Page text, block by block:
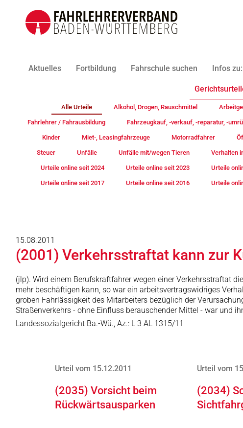
Aktuelles Fortbildung Fahrschule suchen Infos
Alle Urteile Alkohol, Drogen, Rauschmittel
Fahrlehrer / Fahrausbildung Fahrzeugkauf, -verkauf, -reparatur, -
Kinder Miet-, Leasingfahrzeuge Motorradfahrer
Steuer Unfälle Unfälle mit/wegen Tieren Verhalten
Urteile online seit 2024 Urteile online seit 2023 Urteile
Urteile online seit 2017 Urteile online seit 2016 Urteile
15.08.2011
(2001) Verkehrsstraftat kann zur
(jlp). Wird einem Berufskraftfahrer wegen einer Verkehrsstraftat
mehr beschäftigen kann, so war ein arbeitsvertragswidriges
groben Fahrlässigkeit des Mitarbeiters bezüglich der
Straßenverkehrs - ohne Einfluss berauschender Mittel - war und
Landessozialgericht Ba.-Wü., Az.: L 3 AL 1315/11
Urteil vom 15.12.2011
(2035) Vorsicht beim
Rückwärtsausparken
Urteil vom
(2034)